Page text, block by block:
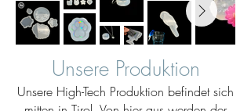
Unsere Produktion
Unsere High-Tech Produktion befindet sich